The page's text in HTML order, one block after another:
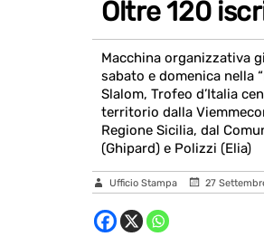
Oltre 120
Macchina organizzativa
sabato e domenica nella
Slalom, Trofeo d’Italia
territorio dalla
Regione Sicilia, dal
(Ghipard) e Polizzi (Elia)
Ufficio Stampa 27